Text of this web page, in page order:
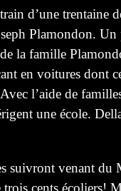
d’une
Plamondon.
la famille
en voitures dont
l’aide de
une école.
suivront venant